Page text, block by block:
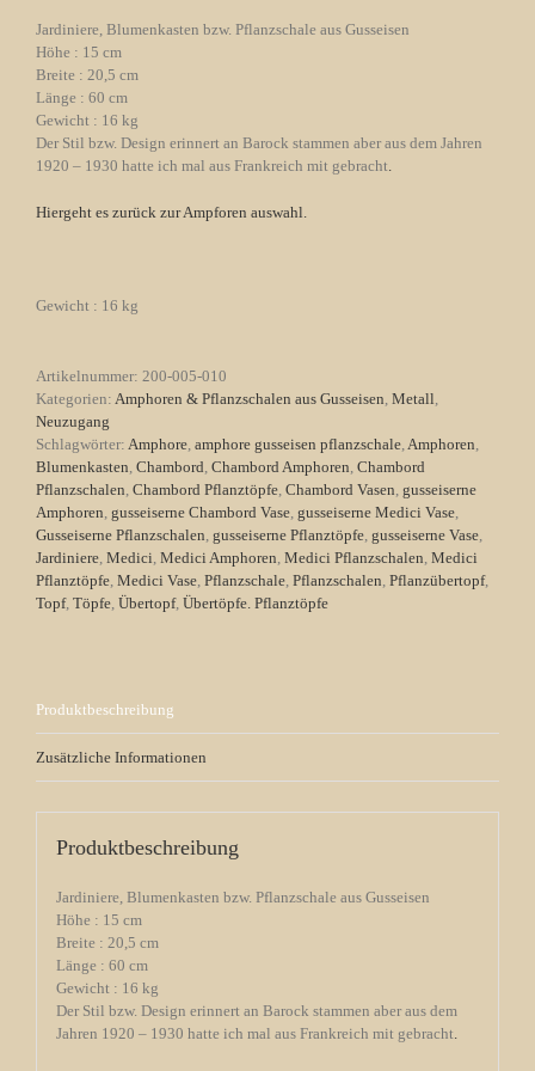
Jardiniere, Blumenkasten bzw. Pflanzschale aus Gusseisen
Höhe : 15 cm
Breite : 20,5 cm
Länge : 60 cm
Gewicht : 16 kg
Der Stil bzw. Design erinnert an Barock stammen aber aus dem Jahren
1920 – 1930 hatte ich mal aus Frankreich mit gebracht.
Hiergeht es zurück zur Ampforen auswahl.
Gewicht : 16 kg
Artikelnummer: 200-005-010
Kategorien: Amphoren & Pflanzschalen aus Gusseisen, Metall,
Neuzugang
Schlagwörter: Amphore, amphore gusseisen pflanzschale,Amphoren,
Blumenkasten, Chambord, Chambord Amphoren, Chambord
Pflanzschalen, Chambord Pflanztöpfe, Chambord Vasen, gusseiserne
Amphoren, gusseiserne Chambord Vase, gusseiserne Medici Vase,
Gusseiserne Pflanzschalen, gusseiserne Pflanztöpfe, gusseiserne Vase,
Jardiniere, Medici, Medici Amphoren, Medici Pflanzschalen, Medici
Pflanztöpfe, Medici Vase, Pflanzschale, Pflanzschalen, Pflanzübertopf,
Topf, Töpfe, Übertopf, Übertöpfe. Pflanztöpfe
Produktbeschreibung
Zusätzliche Informationen
Produktbeschreibung
Jardiniere, Blumenkasten bzw. Pflanzschale aus Gusseisen
Höhe : 15 cm
Breite : 20,5 cm
Länge : 60 cm
Gewicht : 16 kg
Der Stil bzw. Design erinnert an Barock stammen aber aus dem
Jahren 1920 – 1930 hatte ich mal aus Frankreich mit gebracht